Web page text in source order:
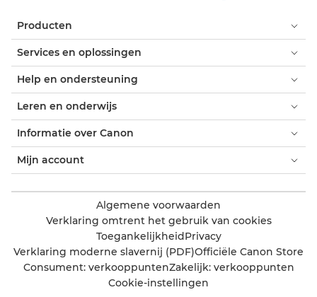
Producten
Services en oplossingen
Help en ondersteuning
Leren en onderwijs
Informatie over Canon
Mijn account
Algemene voorwaarden
Verklaring omtrent het gebruik van cookies
ToegankelijkheidPrivacy
Verklaring moderne slavernij (PDF)Officiële Canon Store
Consument: verkooppuntenZakelijk: verkooppunten
Cookie-instellingen